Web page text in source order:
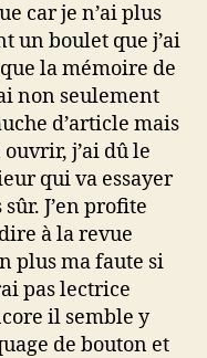
car je n’ai plus
un boulet que j’ai
la mémoire de
non seulement
d’article mais
j’ai dû le
qui va essayer
J’en profite
à la revue
plus ma faute si
pas lectrice
il semble y
de bouton et